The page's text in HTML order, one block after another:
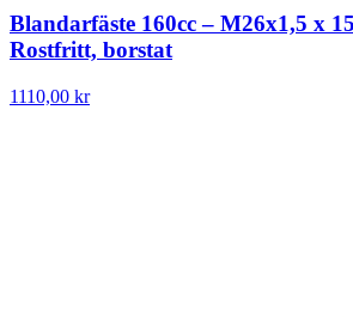
Blandarfäste 160cc – M26x1,5 x
Rostfritt, borstat
1110,00 kr